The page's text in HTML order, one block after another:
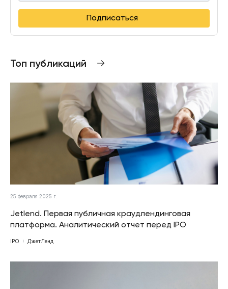
Подписаться
Топ публикаций
25 февраля 2025 г.
Jetlend. Первая публичная краудлендинговая
платформа. Аналитический отчет перед IPO
IPO ДжетЛенд